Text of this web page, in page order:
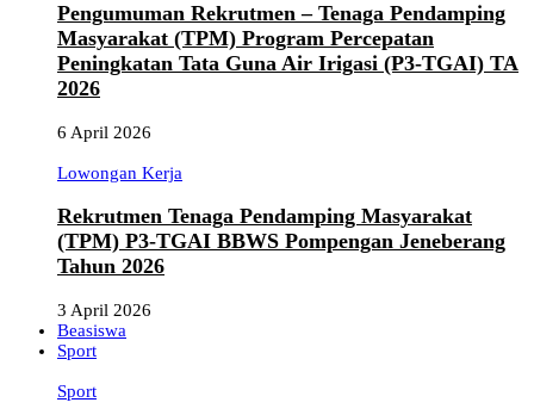
Pengumuman Rekrutmen – Tenaga Pendamping
Masyarakat (TPM) Program Percepatan
Peningkatan Tata Guna Air Irigasi (P3-TGAI) TA
2026
6 April 2026
Lowongan Kerja
Rekrutmen Tenaga Pendamping Masyarakat
(TPM) P3-TGAI BBWS Pompengan Jeneberang
Tahun 2026
3 April 2026
Beasiswa
Sport
Sport